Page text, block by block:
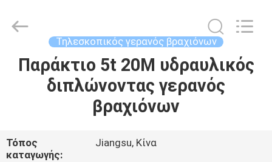
ΣΠΊΤΙ
ΒΊΝΤΕΟ
GROUP
Reserved.
Τηλεσκοπικός γερανός βραχιόνων
Παράκτιο 5t 20M υδραυλικός
διπλώνοντας γερανός
βραχιόνων
Τόπος
καταγωγής:
Jiangsu, Κίνα